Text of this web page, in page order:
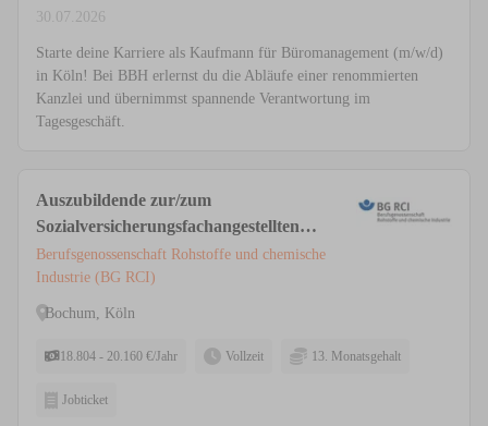
30.07.2026
Starte deine Karriere als Kaufmann für Büromanagement (m/w/d)
in Köln! Bei BBH erlernst du die Abläufe einer renommierten
Kanzlei und übernimmst spannende Verantwortung im
Tagesgeschäft.
Auszubildende zur/zum
Sozialversicherungsfachangestellten
(m/w/d) Köln, Bochum
Berufsgenossenschaft Rohstoffe und chemische
Industrie (BG RCI)
Bochum, Köln
18.804 - 20.160 €/Jahr Vollzeit 13. Monatsgehalt
Jobticket